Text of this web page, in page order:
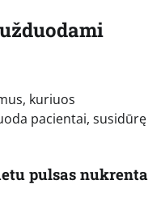
kuriuos
pacientai, susidūrę
pulsas nukrenta